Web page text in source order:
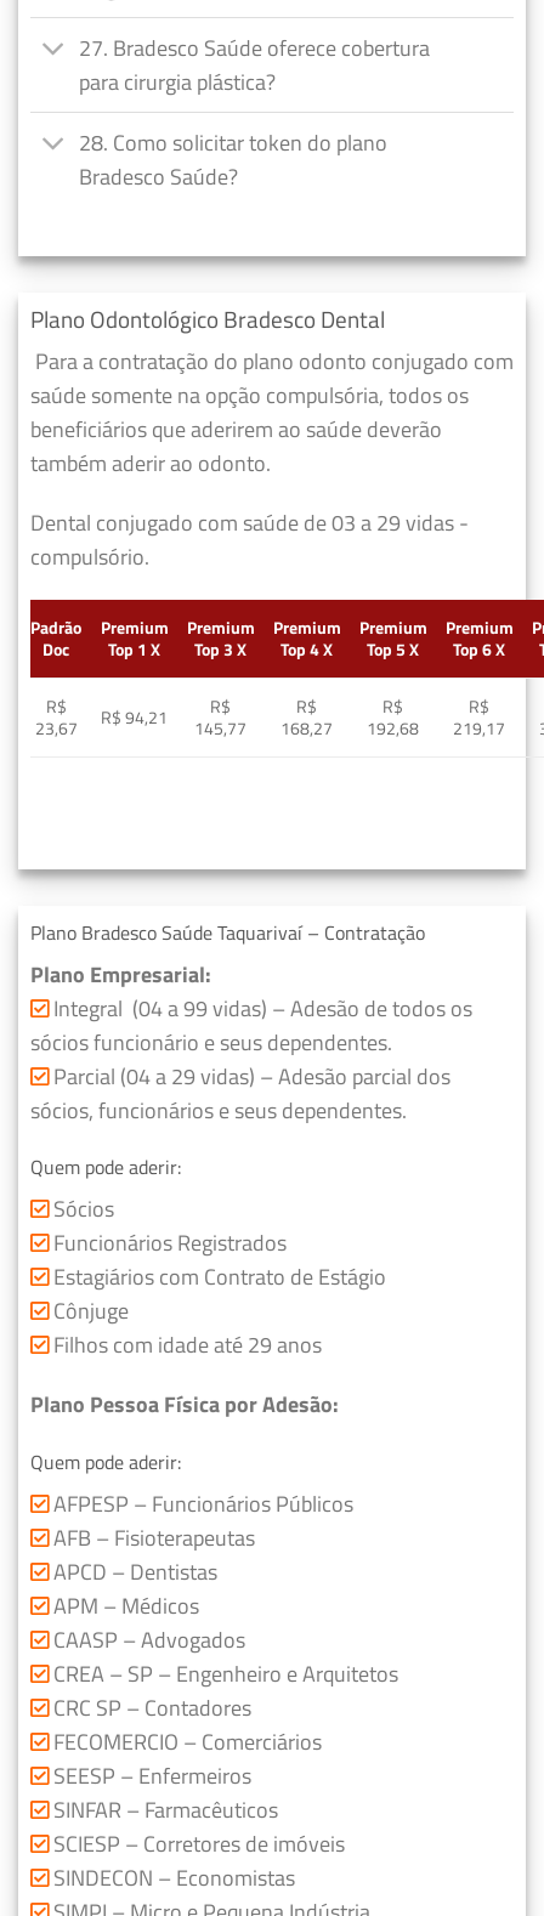
27. Bradesco Saúde oferece cobertura
para cirurgia plástica?
28. Como solicitar token do plano
Bradesco Saúde?
Plano Odontológico Bradesco Dental
Para a contratação do plano odonto conjugado com
saúde somente na opção compulsória, todos os
beneficiários que aderirem ao saúde deverão
também aderir ao odonto.
Dental conjugado com saúde de 03 a 29 vidas -
compulsório.
Padrão
Doc
Premium
Top 1 X
Premium
Top 3 X
Premium
Top 4 X
Premium
Top 5 X
Premium
Top 6 X
R$
23,67
R$ 94,21
R$
145,77
R$
168,27
R$
192,68
R$
219,17
Plano Bradesco Saúde Taquarivaí – Contratação
Plano Empresarial:
Integral (04 a 99 vidas) – Adesão de todos os
sócios funcionário e seus dependentes.
Parcial (04 a 29 vidas) – Adesão parcial dos
sócios, funcionários e seus dependentes.
Quem pode aderir:
Sócios
Funcionários Registrados
Estagiários com Contrato de Estágio
Cônjuge
Filhos com idade até 29 anos
Plano Pessoa Física por Adesão:
Quem pode aderir:
AFPESP – Funcionários Públicos
AFB – Fisioterapeutas
APCD – Dentistas
APM – Médicos
CAASP – Advogados
CREA – SP – Engenheiro e Arquitetos
CRC SP – Contadores
FECOMERCIO – Comerciários
SEESP – Enfermeiros
SINFAR – Farmacêuticos
SCIESP – Corretores de imóveis
SINDECON – Economistas